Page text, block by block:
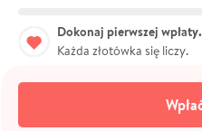
Dokonaj pierwszej wpłaty.
Każda złotówka się liczy.